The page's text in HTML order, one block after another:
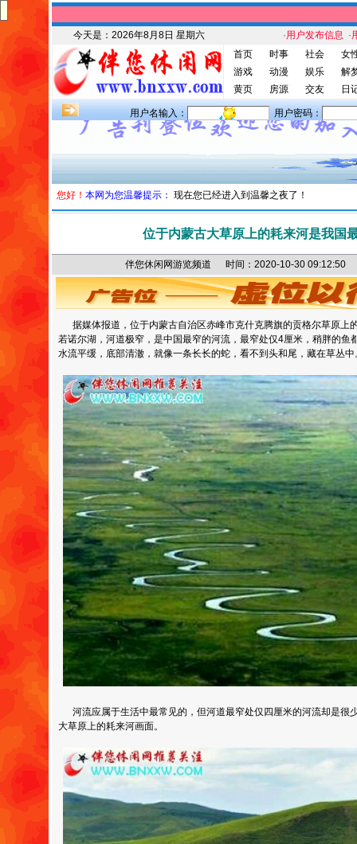
今天是： 2026年8月8日 星期六 ·用户发布信息 ·
首页
时事 社会
女
游戏
动漫 娱乐
解
黄页
房源 交友 日
用户名输入： 用户密码：
您好！ 本网为您温馨提示： 现在您已经进入到温馨之夜了！
位于内蒙古大草原上的耗来河是我国
伴您休闲网游览频道 时间：2020-10-30
据媒体报道，位于内蒙古自治区赤峰市克什克腾旗的贡格尔草原上
若诺尔湖，河道极窄，是中国最窄的河流，最窄处仅4厘米，稍胖的鱼
水流平缓，底部清澈，就像一条长长的蛇，看不到头和尾，藏在草丛中
河流应属于生活中最常见的，但河道最窄处仅四厘米的河流却是很
大草原上的耗来河画面。